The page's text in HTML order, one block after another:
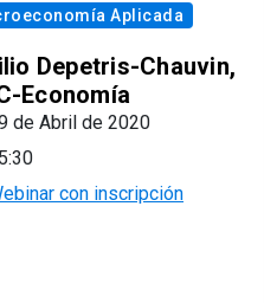
Aplicada
Depetris-Chauvin,
Economía
de Abril de 2020
con inscripción